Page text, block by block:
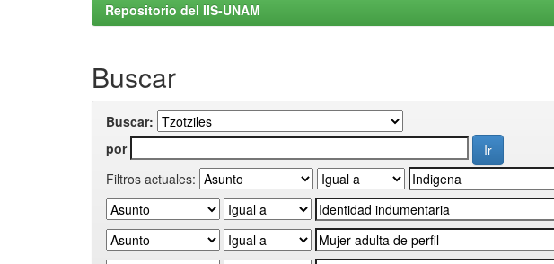
Repositorio del IIS-UNAM
Buscar
Buscar:
por
Filtros actuales: